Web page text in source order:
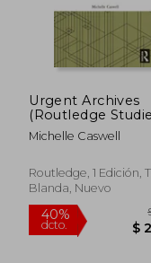
Urgent Archives
(Routledge
Archives) (en
Michelle Caswell
Routledge, 1 Edición,
Blanda, Nuevo